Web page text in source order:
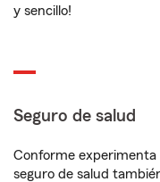
y sencillo!
Seguro de salud
Conforme experimenta
seguro de salud